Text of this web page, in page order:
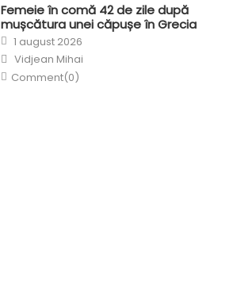
Femeie în comă 42 de zile după
mușcătura unei căpușe în Grecia
Posted
on
1 august 2026
Author
Vidjean Mihai
Comment(0)